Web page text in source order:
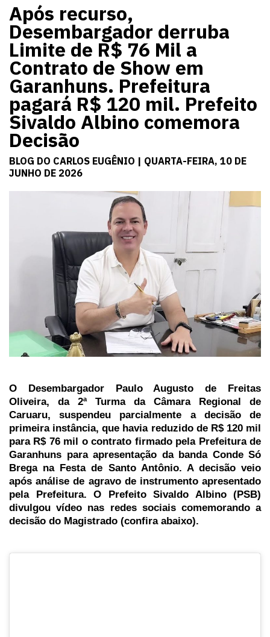
Após recurso,
Desembargador derruba
Limite de R$ 76 Mil a
Contrato de Show em
Garanhuns. Prefeitura
pagará R$ 120 mil. Prefeito
Sivaldo Albino comemora
Decisão
BLOG DO CARLOS EUGÊNIO | QUARTA-FEIRA, 10 DE
JUNHO DE 2026
O Desembargador Paulo Augusto de Freitas
Oliveira, da 2ª Turma da Câmara Regional de
Caruaru, suspendeu parcialmente a decisão de
primeira instância, que havia reduzido de R$ 120 mil
para R$ 76 mil o contrato firmado pela Prefeitura de
Garanhuns para apresentação da banda Conde Só
Brega na Festa de Santo Antônio. A decisão veio
após análise de agravo de instrumento apresentado
pela Prefeitura. O Prefeito Sivaldo Albino (PSB)
divulgou vídeo nas redes sociais comemorando a
decisão do Magistrado (confira abaixo).